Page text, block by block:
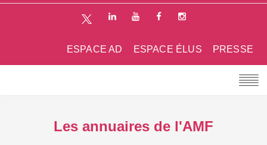
PRESSE
ESPACE ÉLUS
ESPACE AD
Les annuaires de l'AMF